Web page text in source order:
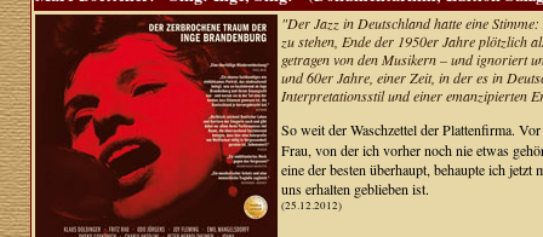
"Der Jazz in Deutschland hatte eine Stimme:
zu stehen, Ende der 1950er Jahre plötzlich
getragen von den Musikern – und ignoriert
und 60er Jahre, einer Zeit, in der es in
Interpretationsstil und einer emanzipierten
So weit der Waschzettel der Plattenfirma.
Frau, von der ich vorher noch nie etwas
eine der besten überhaupt, behaupte ich
uns erhalten geblieben ist.
(25.12.2012)